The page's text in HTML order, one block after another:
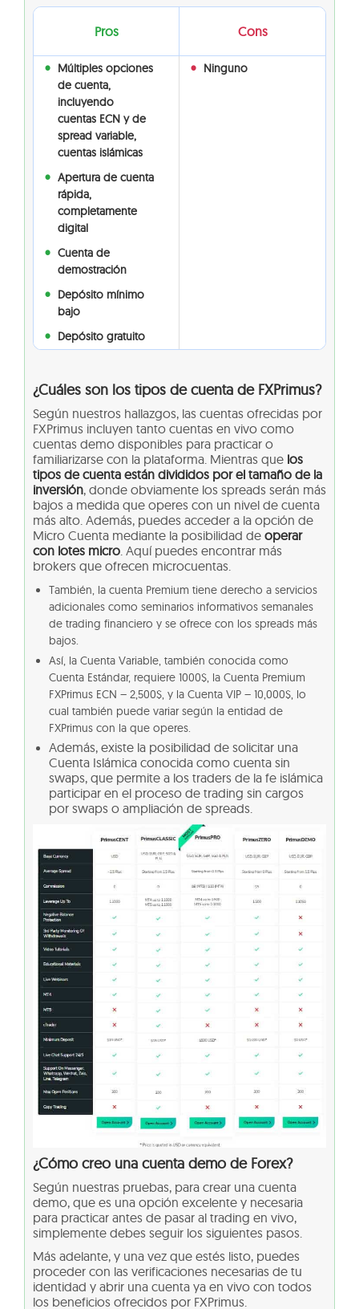
Pros Cons
Múltiples opciones
de cuenta,
incluyendo
cuentas ECN y de
spread variable,
cuentas islámicas
Ninguno
Apertura de cuenta
rápida,
completamente
digital
Cuenta de
demostración
Depósito mínimo
bajo
Depósito gratuito
¿Cuáles son los tipos de cuenta de FXPrimus?
Según nuestros hallazgos, las cuentas ofrecidas por
FXPrimus incluyen tanto cuentas en vivo como
cuentas demo disponibles para practicar o
familiarizarse con la plataforma. Mientras que los
tipos de cuenta están divididos por el tamaño de la
inversión, donde obviamente los spreads serán más
bajos a medida que operes con un nivel de cuenta
más alto. Además, puedes acceder a la opción de
Micro Cuenta mediante la posibilidad de operar
con lotes micro. Aquí puedes encontrar más
brokers que ofrecen microcuentas.
También, la cuenta Premium tiene derecho a servicios
adicionales como seminarios informativos semanales
de trading financiero y se ofrece con los spreads más
bajos.
Así, la Cuenta Variable, también conocida como
Cuenta Estándar, requiere 1000$, la Cuenta Premium
FXPrimus ECN – 2,500$, y la Cuenta VIP – 10,000$, lo
cual también puede variar según la entidad de
FXPrimus con la que operes.
Además, existe la posibilidad de solicitar una
Cuenta Islámica conocida como cuenta sin
swaps, que permite a los traders de la fe islámica
participar en el proceso de trading sin cargos
por swaps o ampliación de spreads.
¿Cómo creo una cuenta demo de Forex?
Según nuestras pruebas, para crear una cuenta
demo, que es una opción excelente y necesaria
para practicar antes de pasar al trading en vivo,
simplemente debes seguir los siguientes pasos.
Más adelante, y una vez que estés listo, puedes
proceder con las verificaciones necesarias de tu
identidad y abrir una cuenta ya en vivo con todos
los beneficios ofrecidos por FXPrimus.